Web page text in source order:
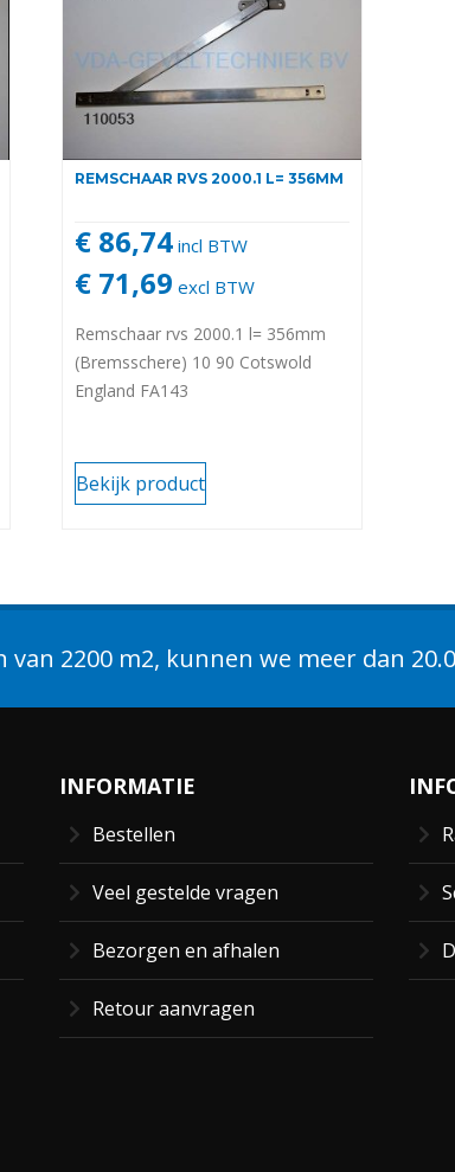
REMSCHAAR RVS 2000.1 L= 356MM
€ 86,74 incl BTW
€ 71,69 excl BTW
Remschaar rvs 2000.1 l= 356mm
(Bremsschere) 10 90 Cotswold
England FA143
Bekijk product
van 2200 m2, kunnen we meer dan
INFORMATIE
Bestellen
Veel gestelde vragen
Bezorgen en afhalen
Retour aanvragen